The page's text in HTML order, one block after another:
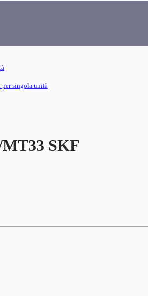
per singola unità
SKF